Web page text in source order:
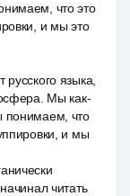
что это
и мы это
языка,
Мы как-
понимаем, что
и мы
читать